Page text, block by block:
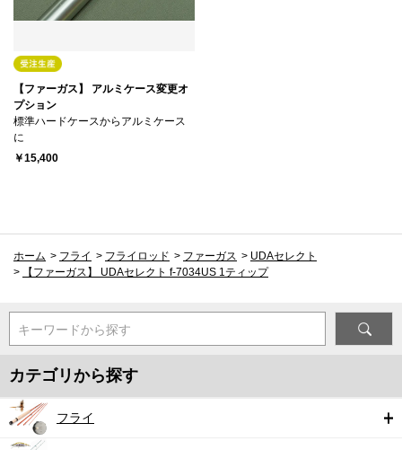
【ファーガス】 アルミケース変更オ
プション
標準ハードケースからアルミケース
に
￥15,400
ホーム > フライ > フライロッド > ファーガス > UDAセレクト
>
【ファーガス】 UDAセレクト f-7034US 1ティップ
キーワードから探す
カテゴリから探す
フライ